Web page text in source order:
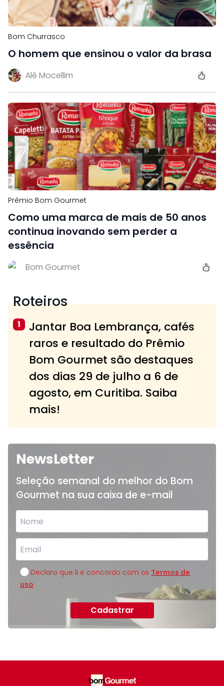
Bom Churrasco
O homem que ensinou o valor da brasa
Alê Mocellim
Prêmio Bom Gourmet
Como uma marca de mais de 50 anos
continua inovando sem perder a
essência
Bom Gourmet
Roteiros
1
Jantar Boa Lembrança, cafés
raros e resultado do Prêmio
Bom Gourmet são destaques
dos dias 29 de julho a 6 de
agosto, em Curitiba. Saiba
mais!
NewsLetter
Seleção semanal do melhor do Bom
Gourmet na sua caixa de e-mail
Declaro que li e concordo com os Termos de
uso
Cadastrar